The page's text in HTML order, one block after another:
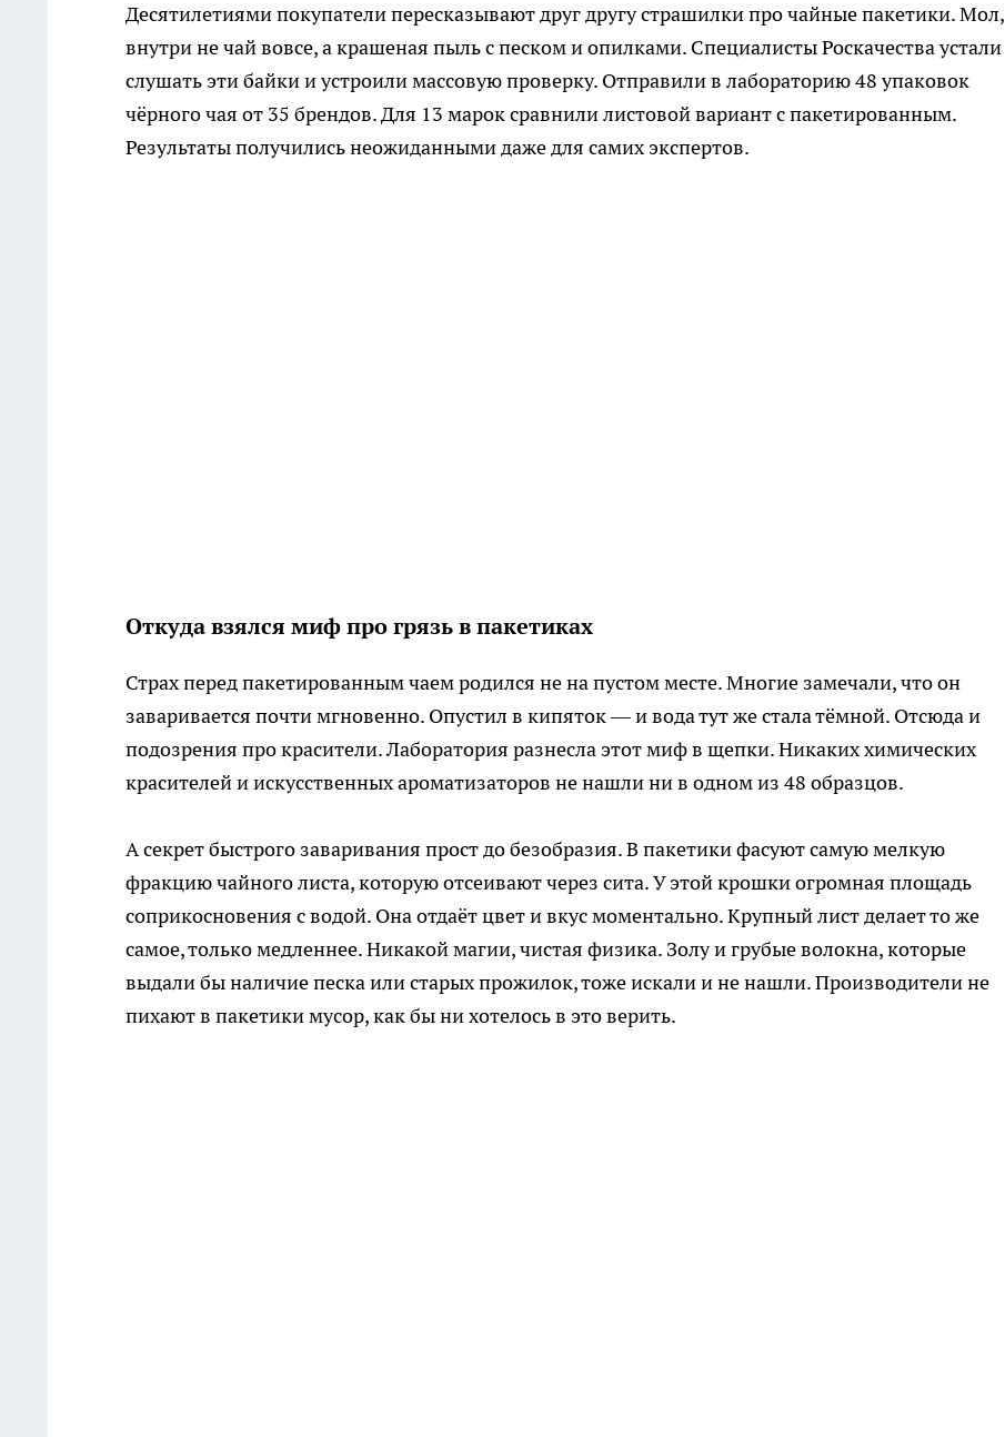
Десятилетиями покупатели пересказывают друг другу страшилки про чайные пакетики. Мол,
внутри не чай вовсе, а крашеная пыль с песком и опилками. Специалисты Роскачества устали
слушать эти байки и устроили массовую проверку. Отправили в лабораторию 48 упаковок
чёрного чая от 35 брендов. Для 13 марок сравнили листовой вариант с пакетированным.
Результаты получились неожиданными даже для самих экспертов.
Откуда взялся миф про грязь в пакетиках
Страх перед пакетированным чаем родился не на пустом месте. Многие замечали, что он
заваривается почти мгновенно. Опустил в кипяток — и вода тут же стала тёмной. Отсюда и
подозрения про красители. Лаборатория разнесла этот миф в щепки. Никаких химических
красителей и искусственных ароматизаторов не нашли ни в одном из 48 образцов.
А секрет быстрого заваривания прост до безобразия. В пакетики фасуют самую мелкую
фракцию чайного листа, которую отсеивают через сита. У этой крошки огромная площадь
соприкосновения с водой. Она отдаёт цвет и вкус моментально. Крупный лист делает то же
самое, только медленнее. Никакой магии, чистая физика. Золу и грубые волокна, которые
выдали бы наличие песка или старых прожилок, тоже искали и не нашли. Производители не
пихают в пакетики мусор, как бы ни хотелось в это верить.